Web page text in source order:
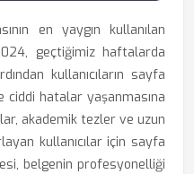
en yaygın kullanılan
geçtiğimiz haftalarda
kullanıcıların sayfa
hatalar yaşanmasına
akademik tezler ve uzun
kullanıcılar için sayfa
belgenin profesyonelliği